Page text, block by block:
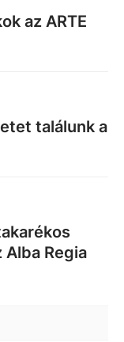
az ARTE
találunk a
Regia